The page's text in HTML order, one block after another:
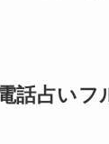
話占いフ